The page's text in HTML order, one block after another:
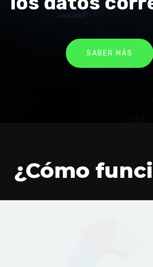
SABER MÁS
¿Cómo